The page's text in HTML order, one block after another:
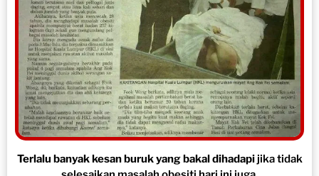
Terlalu banyak kesan buruk yang bakal dihadapijika tidak